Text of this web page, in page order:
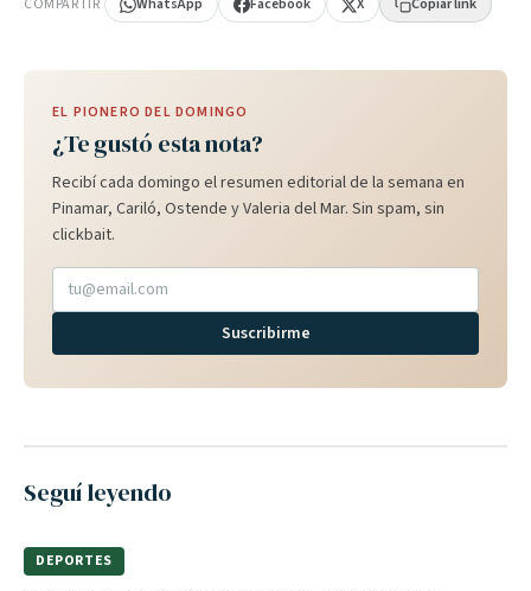
COMPARTIR WhatsApp Facebook X Copiar link
EL PIONERO DEL DOMINGO
¿Te gustó esta nota?
Recibí cada domingo el resumen editorial de la semana en
Pinamar, Cariló, Ostende y Valeria del Mar. Sin spam, sin
clickbait.
Suscribirme
Seguí leyendo
DEPORTES